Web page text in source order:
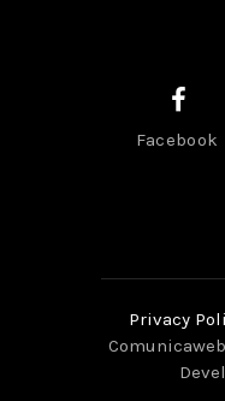
Facebook
Privacy